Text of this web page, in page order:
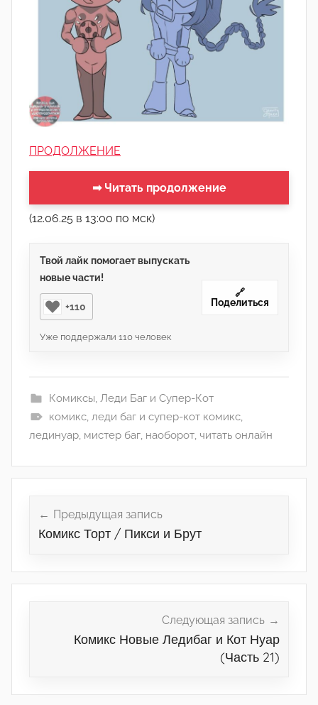
ПРОДОЛЖЕНИЕ
➡ Читать продолжение
(12.06.25 в 13:00 по мск)
Твой лайк помогает выпускать
новые части!
+110
Уже поддержали 110 человек
🔗
Поделиться
Комиксы, Леди Баг и Супер-Кот
комикс, леди баг и супер-кот комикс,
лединуар, мистер баг, наоборот, читать онлайн
записям
Предыдущая запись
Комикс Торт / Пикси и Брут
Следующая запись
Комикс Новые Ледибаг и Кот Нуар
(Часть 21)